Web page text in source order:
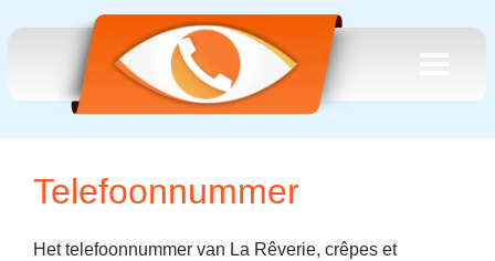
Telefoonnummer
Het telefoonnummer van La Rêverie, crêpes et